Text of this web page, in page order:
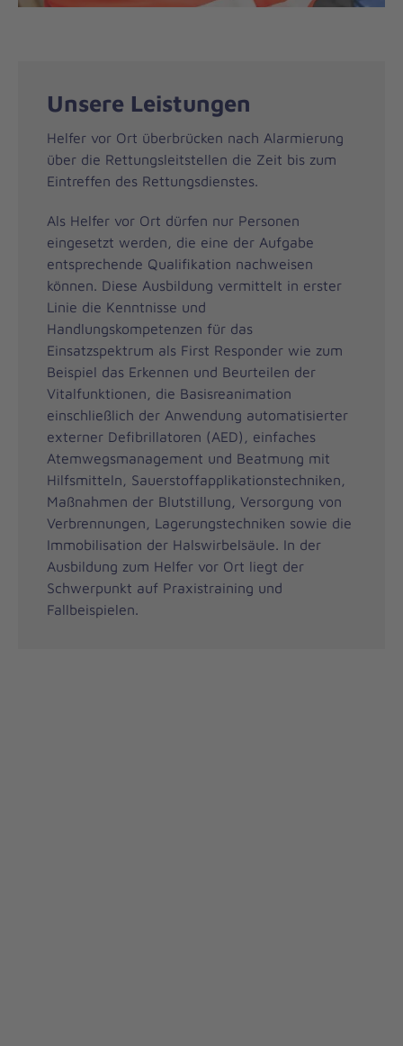
Unsere Leistungen
Helfer vor Ort überbrücken nach Alarmierung
über die Rettungsleitstellen die Zeit bis zum
Eintreffen des Rettungsdienstes.
Als Helfer vor Ort dürfen nur Personen
eingesetzt werden, die eine der Aufgabe
entsprechende Qualifikation nachweisen
können. Diese Ausbildung vermittelt in erster
Linie die Kenntnisse und
Handlungskompetenzen für das
Einsatzspektrum als First Responder wie zum
Beispiel das Erkennen und Beurteilen der
Vitalfunktionen, die Basisreanimation
einschließlich der Anwendung automatisierter
externer Defibrillatoren (AED), einfaches
Atemwegsmanagement und Beatmung mit
Hilfsmitteln, Sauerstoffapplikationstechniken,
Maßnahmen der Blutstillung, Versorgung von
Verbrennungen, Lagerungstechniken sowie die
Immobilisation der Halswirbelsäule. In der
Ausbildung zum Helfer vor Ort liegt der
Schwerpunkt auf Praxistraining und
Fallbeispielen.